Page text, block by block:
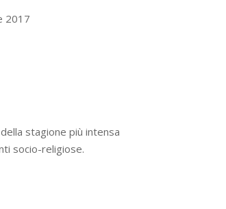
2017
stagione più intensa
socio-religiose.